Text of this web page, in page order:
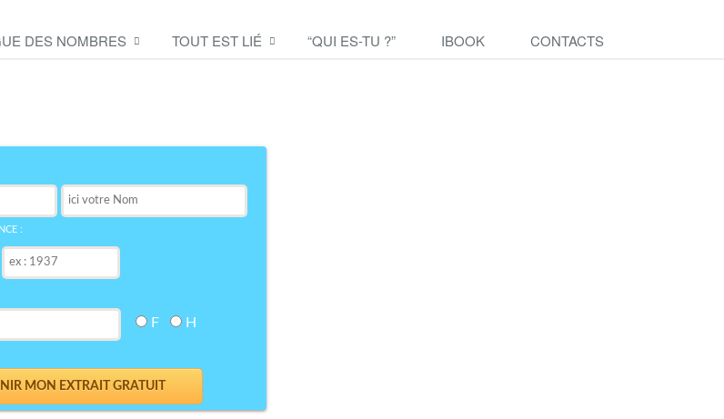
DES NOMBRES TOUT EST LIÉ “QUI ES-TU ?” IBOOK CONTACTS
:
F H